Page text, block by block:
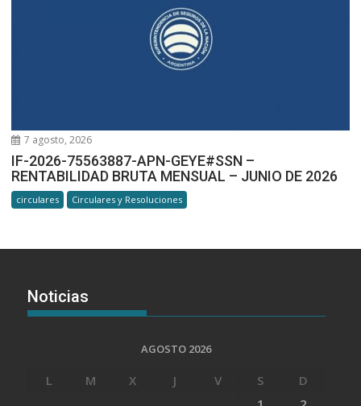
7 agosto, 2026
IF-2026-75563887-APN-GEYE#SSN –
RENTABILIDAD BRUTA MENSUAL – JUNIO DE 2026
circulares Circulares y Resoluciones
Noticias
AGOSTO 2026
L M X J V S
D